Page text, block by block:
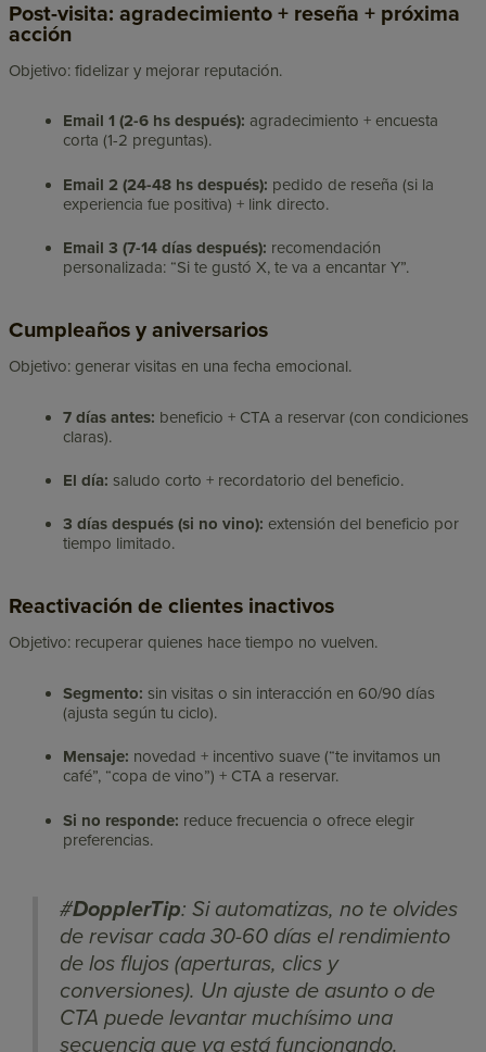
Post-visita: agradecimiento + reseña + próxima
acción
Objetivo: fidelizar y mejorar reputación.
Email 1 (2-6 hs después): agradecimiento + encuesta
corta (1-2 preguntas).
Email 2 (24-48 hs después): pedido de reseña (si la
experiencia fue positiva) + link directo.
Email 3 (7-14 días después): recomendación
personalizada: “Si te gustó X, te va a encantar Y”.
Cumpleaños y aniversarios
Objetivo: generar visitas en una fecha emocional.
7 días antes: beneficio + CTA a reservar (con condiciones
claras).
El día: saludo corto + recordatorio del beneficio.
3 días después (si no vino): extensión del beneficio por
tiempo limitado.
Reactivación de clientes inactivos
Objetivo: recuperar quienes hace tiempo no vuelven.
Segmento: sin visitas o sin interacción en 60/90 días
(ajusta según tu ciclo).
Mensaje: novedad + incentivo suave (“te invitamos un
café”, “copa de vino”) + CTA a reservar.
Si no responde: reduce frecuencia o ofrece elegir
preferencias.
#DopplerTip: Si automatizas, no te olvides
de revisar cada 30-60 días el rendimiento
de los flujos (aperturas, clics y
conversiones). Un ajuste de asunto o de
CTA puede levantar muchísimo una
secuencia que ya está funcionando.